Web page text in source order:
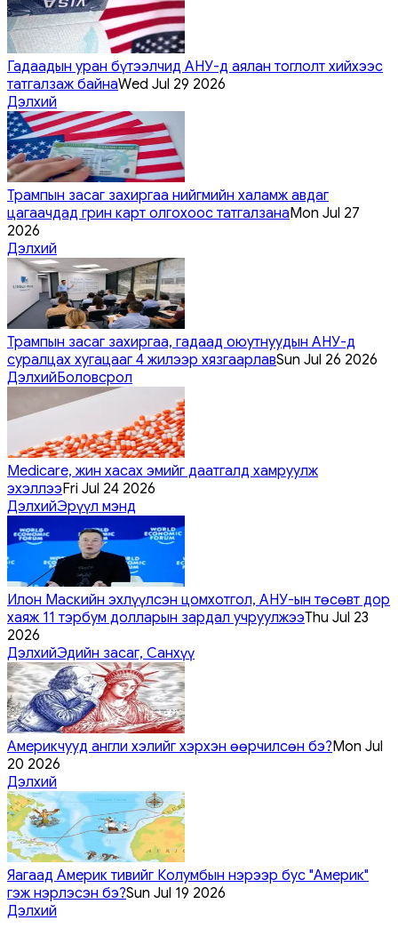
Гадаадын уран бүтээлчид АНУ-д аялан тоглолт хийхээс
татгалзаж байнаWed Jul 29 2026
Дэлхий
Трампын засаг захиргаа нийгмийн халамж авдаг
цагаачдад грин карт олгохоос татгалзанаMon Jul 27
2026
Дэлхий
Трампын засаг захиргаа, гадаад оюутнуудын АНУ-д
суралцах хугацааг 4 жилээр хязгаарлавSun Jul 26 2026
ДэлхийБоловсрол
Medicare, жин хасах эмийг даатгалд хамруулж
эхэллээFri Jul 24 2026
ДэлхийЭрүүл мэнд
Илон Маскийн эхлүүлсэн цомхотгол, АНУ-ын төсөвт дор
хаяж 11 тэрбум долларын зардал учруулжээThu Jul 23
2026
ДэлхийЭдийн засаг, Санхүү
Америкчууд англи хэлийг хэрхэн өөрчилсөн бэ?Mon Jul
20 2026
Дэлхий
Яагаад Америк тивийг Колумбын нэрээр бус "Америк"
гэж нэрлэсэн бэ?Sun Jul 19 2026
Дэлхий